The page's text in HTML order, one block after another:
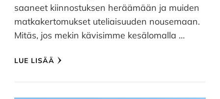
saaneet kiinnostuksen heräämään ja muiden
matkakertomukset uteliaisuuden nousemaan.
Mitäs, jos mekin kävisimme kesälomalla …
LUE LISÄÄ